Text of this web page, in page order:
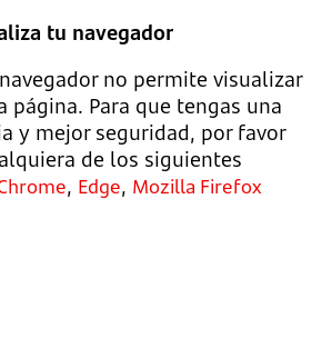
tu navegador
no permite visualizar
página. Para que tengas una
y mejor seguridad, por favor
de los siguientes
, Edge, Mozilla Firefox